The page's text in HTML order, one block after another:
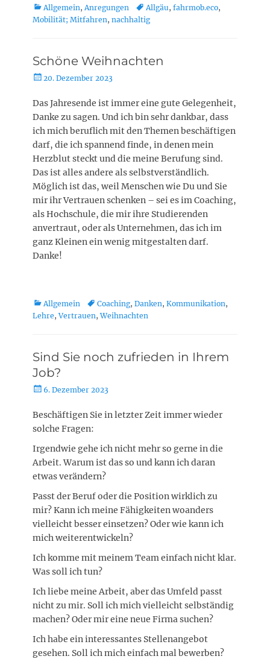
Kategorien
Allgemein, Anregungen Schlagworte
Allgäu, fahrmob.eco,
Mobilität; Mitfahren, nachhaltig
Schöne Weihnachten
Posted20. Dezember 2023
Das Jahresende ist immer eine gute Gelegenheit,
Danke zu sagen. Und ich bin sehr dankbar, dass
ich mich beruflich mit den Themen beschäftigen
darf, die ich spannend finde, in denen mein
Herzblut steckt und die meine Berufung sind.
Das ist alles andere als selbstverständlich.
Möglich ist das, weil Menschen wie Du und Sie
mir ihr Vertrauen schenken – sei es im Coaching,
als Hochschule, die mir ihre Studierenden
anvertraut, oder als Unternehmen, das ich im
ganz Kleinen ein wenig mitgestalten darf.
Danke!
Kategorien
Allgemein Schlagworte
Coaching, Danken, Kommunikation,
Lehre,Vertrauen,Weihnachten
Sind Sie noch zufrieden in Ihrem
Job?
Posted6. Dezember 2023
Beschäftigen Sie in letzter Zeit immer wieder
solche Fragen:
Irgendwie gehe ich nicht mehr so gerne in die
Arbeit. Warum ist das so und kann ich daran
etwas verändern?
Passt der Beruf oder die Position wirklich zu
mir? Kann ich meine Fähigkeiten woanders
vielleicht besser einsetzen? Oder wie kann ich
mich weiterentwickeln?
Ich komme mit meinem Team einfach nicht klar.
Was soll ich tun?
Ich liebe meine Arbeit, aber das Umfeld passt
nicht zu mir. Soll ich mich vielleicht selbständig
machen? Oder mir eine neue Firma suchen?
Ich habe ein interessantes Stellenangebot
gesehen. Soll ich mich einfach mal bewerben?